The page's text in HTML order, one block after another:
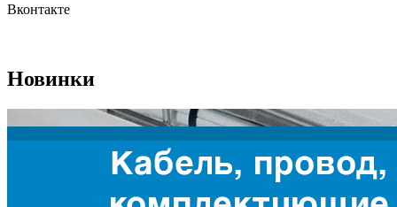
Вконтакте
Новинки